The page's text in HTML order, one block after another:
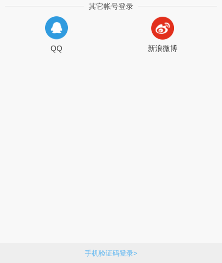
手机验证码登录>
其它帐号登录
QQ 新浪微博